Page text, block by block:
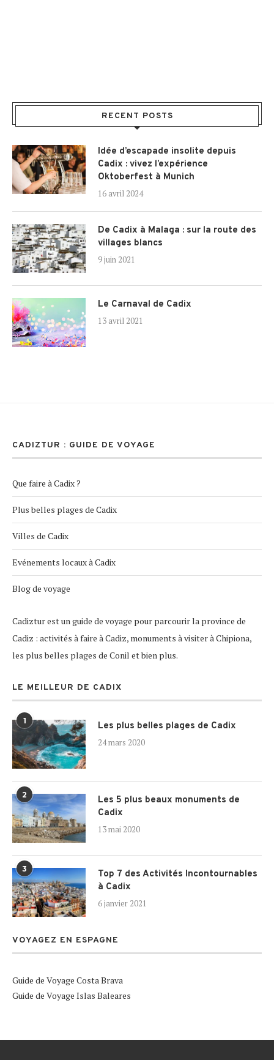
RECENT POSTS
Idée d’escapade insolite depuis
Cadix : vivez l’expérience
Oktoberfest à Munich
16 avril 2024
De Cadix à Malaga : sur la route des
villages blancs
9 juin 2021
Le Carnaval de Cadix
13 avril 2021
CADIZTUR : GUIDE DE VOYAGE
Que faire à Cadix ?
Plus belles plages de Cadix
Villes de Cadix
Evénements locaux à Cadix
Blog de voyage
Cadiztur est un guide de voyage pour parcourir la province de
Cadiz : activités à faire à Cadiz, monuments à visiter à Chipiona,
les plus belles plages de Conil et bien plus.
LE MEILLEUR DE CADIX
1 Les plus belles plages de Cadix
24 mars 2020
2
Les 5 plus beaux monuments de
Cadix
13 mai 2020
3
Top 7 des Activités Incontournables
à Cadix
6 janvier 2021
VOYAGEZ EN ESPAGNE
Guide de Voyage Costa Brava
Guide de Voyage Islas Baleares